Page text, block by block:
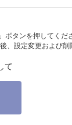
ボタンを押してくだ
、設定変更および
て